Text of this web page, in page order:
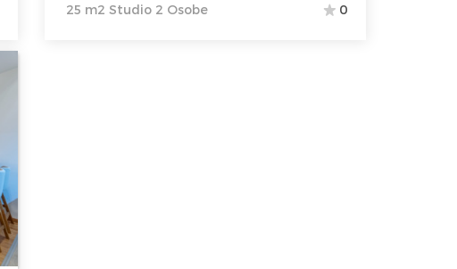
25 m2 Studio 2 Osobe
0